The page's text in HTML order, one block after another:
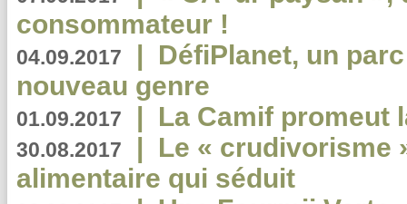
consommateur !
04.09.2017 | DéfiPlanet, un
nouveau genre
01.09.2017 | La Camif promeut
30.08.2017 | Le « crudivorisme
alimentaire qui séduit